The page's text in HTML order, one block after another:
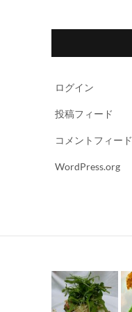
ログイン
投稿フィード
コメントフィード
WordPress.org